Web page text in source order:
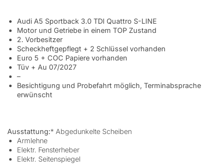
Audi A5 Sportback 3.0 TDI Quattro S-LINE
Motor und Getriebe in einem TOP Zustand
2. Vorbesitzer
Scheckheftgepflegt + 2 Schlüssel vorhanden
Euro 5 + COC Papiere vorhanden
Tüv + Au 07/2027
–
Besichtigung und Probefahrt möglich, Terminabsprache
erwünscht
Ausstattung:* Abgedunkelte Scheiben
Armlehne
Elektr. Fensterheber
Elektr. Seitenspiegel